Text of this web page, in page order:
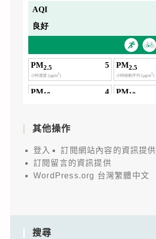
其他操作
登入
訂閱網站內容的資訊提供
訂閱留言的資訊提供
WordPress.org 台灣繁體中文
搜尋